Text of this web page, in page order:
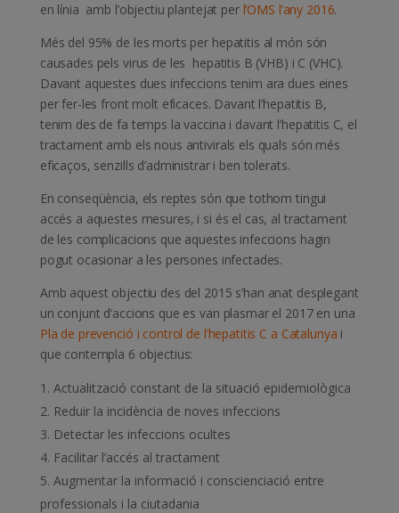
en línia amb l’objectiu plantejat per l’OMS l’any 2016.
Més del 95% de les morts per hepatitis al món són
causades pels virus de les hepatitis B (VHB) i C (VHC).
Davant aquestes dues infeccions tenim ara dues eines
per fer-les front molt eficaces. Davant l’hepatitis B,
tenim des de fa temps la vaccina i davant l’hepatitis C, el
tractament amb els nous antivirals els quals són més
eficaços, senzills d’administrar i ben tolerats.
En conseqüència, els reptes són que tothom tingui
accés a aquestes mesures, i si és el cas, al tractament
de les complicacions que aquestes infeccions hagin
pogut ocasionar a les persones infectades.
Amb aquest objectiu des del 2015 s’han anat desplegant
un conjunt d’accions que es van plasmar el 2017 en una
Pla de prevenció i control de l’hepatitis C a Catalunya i
que contempla 6 objectius:
Actualització constant de la situació epidemiològica
Reduir la incidència de noves infeccions
Detectar les infeccions ocultes
Facilitar l’accés al tractament
Augmentar la informació i conscienciació entre
professionals i la ciutadania